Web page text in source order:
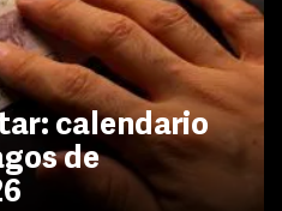
calendario
de